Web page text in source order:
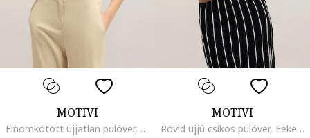
MOTIVI
Finomkötött ujjatlan pulóver, Púderkék
MOTIVI
Rövid ujjú csíkos pulóver, Fekete